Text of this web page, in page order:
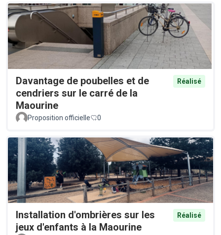
Davantage de poubelles et de
cendriers sur le carré de la
Maourine
Réalisé
Proposition officielle 0
Installation d'ombrières sur les
jeux d'enfants à la Maourine
Réalisé